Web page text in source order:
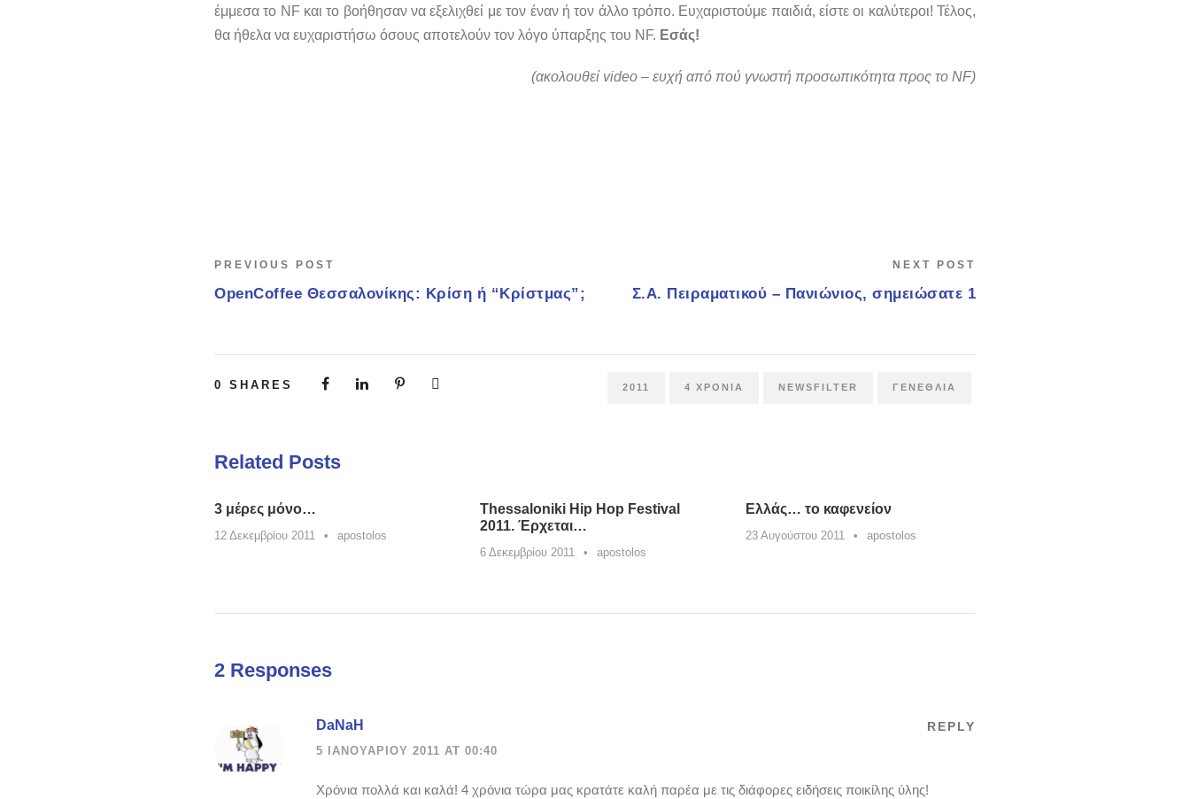
έμμεσα το NF και το βοήθησαν να εξελιχθεί με τον έναν ή τον άλλο τρόπο. Ευχαριστούμε παιδιά, είστε οι καλύτεροι! Τέλος,
θα ήθελα να ευχαριστήσω όσους αποτελούν τον λόγο ύπαρξης του NF. Εσάς!
(ακολουθεί video – ευχή από πού γνωστή προσωπικότητα προς το NF)
PREVIOUS POST
OpenCoffee Θεσσαλονίκης: Κρίση ή “Κρίστμας”;
NEXT POST
Σ.Α. Πειραματικού – Πανιώνιος, σημειώσατε 1
0 SHARES 2011 4 ΧΡΌΝΙΑ NEWSFILTER ΓΕΝΈΘΛΙΑ
Related Posts
3 μέρες μόνο…
12 Δεκεμβρίου 2011 • apostolos
Thessaloniki Hip Hop Festival
2011. Έρχεται…
6 Δεκεμβρίου 2011 • apostolos
Ελλάς… το καφενείον
23 Αυγούστου 2011 • apostolos
2 Responses
DaNaH
5 ΙΑΝΟΥΑΡΊΟΥ 2011 AT 00:40
REPLY
Χρόνια πολλά και καλά! 4 χρόνια τώρα μας κρατάτε καλή παρέα με τις διάφορες ειδήσεις ποικίλης ύλης!